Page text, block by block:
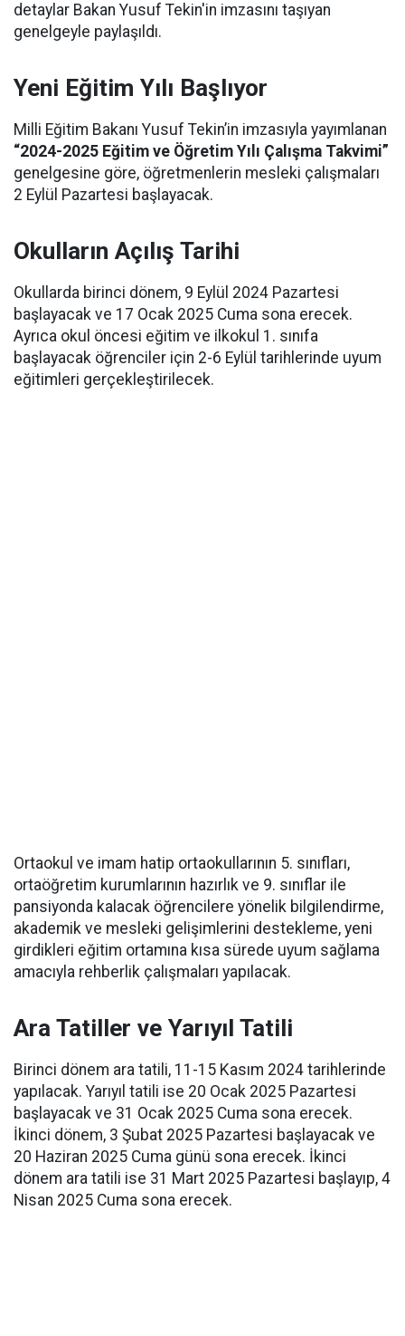
detaylar Bakan Yusuf Tekin'in imzasını taşıyan
genelgeyle paylaşıldı.
Yeni Eğitim Yılı Başlıyor
Milli Eğitim Bakanı Yusuf Tekin’in imzasıyla yayımlanan
“2024-2025 Eğitim ve Öğretim Yılı Çalışma Takvimi”
genelgesine göre, öğretmenlerin mesleki çalışmaları
2 Eylül Pazartesi başlayacak.
Okulların Açılış Tarihi
Okullarda birinci dönem, 9 Eylül 2024 Pazartesi
başlayacak ve 17 Ocak 2025 Cuma sona erecek.
Ayrıca okul öncesi eğitim ve ilkokul 1. sınıfa
başlayacak öğrenciler için 2-6 Eylül tarihlerinde uyum
eğitimleri gerçekleştirilecek.
Ortaokul ve imam hatip ortaokullarının 5. sınıfları,
ortaöğretim kurumlarının hazırlık ve 9. sınıflar ile
pansiyonda kalacak öğrencilere yönelik bilgilendirme,
akademik ve mesleki gelişimlerini destekleme, yeni
girdikleri eğitim ortamına kısa sürede uyum sağlama
amacıyla rehberlik çalışmaları yapılacak.
Ara Tatiller ve Yarıyıl Tatili
Birinci dönem ara tatili, 11-15 Kasım 2024 tarihlerinde
yapılacak. Yarıyıl tatili ise 20 Ocak 2025 Pazartesi
başlayacak ve 31 Ocak 2025 Cuma sona erecek.
İkinci dönem, 3 Şubat 2025 Pazartesi başlayacak ve
20 Haziran 2025 Cuma günü sona erecek. İkinci
dönem ara tatili ise 31 Mart 2025 Pazartesi başlayıp, 4
Nisan 2025 Cuma sona erecek.